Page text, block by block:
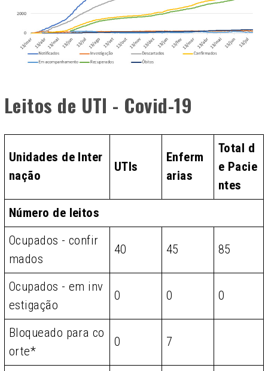
Leitos de UTI - Covid-19
Unidades de Inter
nação
UTIs
Enferm
arias
Total d
e Pacie
ntes
Número de leitos
Ocupados - confir
mados
40 45 85
Ocupados - em inv
estigação
0 0 0
Bloqueado para co
orte*
0 7